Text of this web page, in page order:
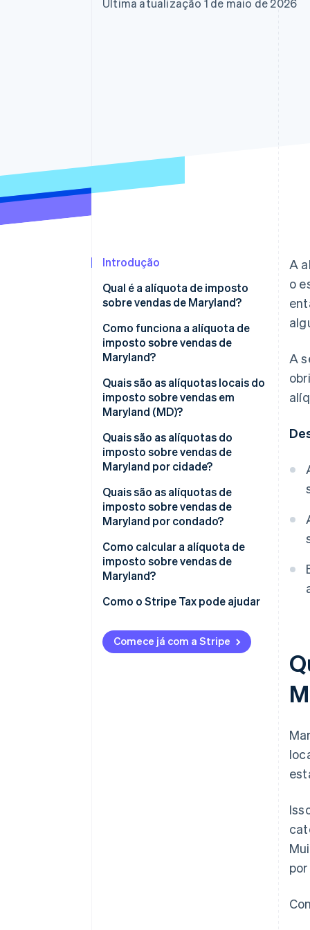
Última atualização 1 de maio de 2026
Introdução
Qual é a alíquota de imposto
sobre vendas de Maryland?
Geralmente tributável
Geralmente isento
Como funciona a alíquota de
imposto sobre vendas de
Maryland?
Quais são as alíquotas locais do
imposto sobre vendas em
Maryland (MD)?
Faixa do imposto sobre vendas
de Maryland em 2026
Quais são as alíquotas do
imposto sobre vendas de
Maryland por cidade?
Quais são as alíquotas de
imposto sobre vendas de
Maryland por condado?
Como calcular a alíquota de
imposto sobre vendas de
Maryland?
Como o Stripe Tax pode ajudar
Comece já com a Stripe
A
o
A